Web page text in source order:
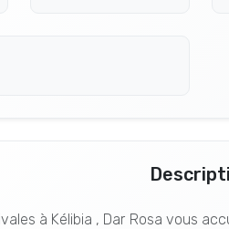
à Kélibia , Dar Rosa vous